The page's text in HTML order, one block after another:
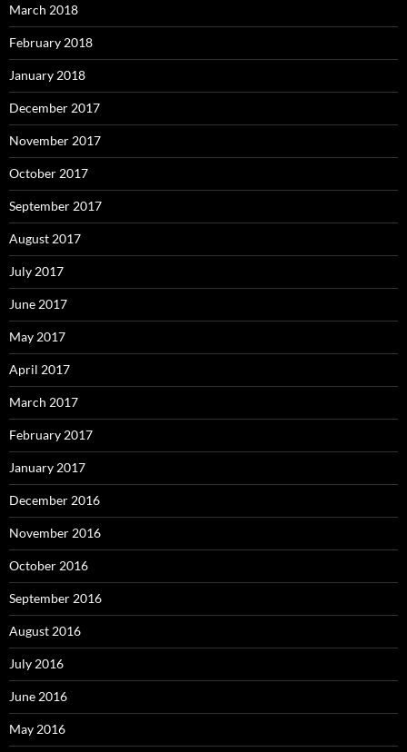
March 2018
February 2018
January 2018
December 2017
November 2017
October 2017
September 2017
August 2017
July 2017
June 2017
May 2017
April 2017
March 2017
February 2017
January 2017
December 2016
November 2016
October 2016
September 2016
August 2016
July 2016
June 2016
May 2016